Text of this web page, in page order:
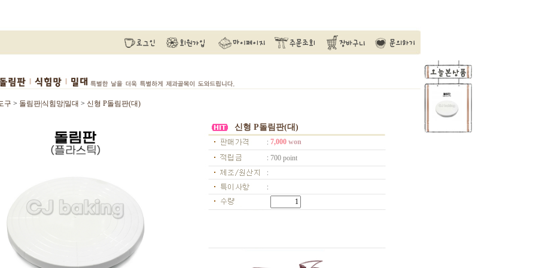
구 > 돌림판|식힘망|밀대 > 신형 P돌림판(대)
신형 P돌림판(대)
7,000 won
700 point